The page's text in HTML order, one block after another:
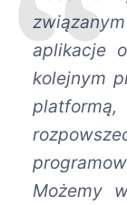
aplikacje
kolejnym
platformą,
Możemy